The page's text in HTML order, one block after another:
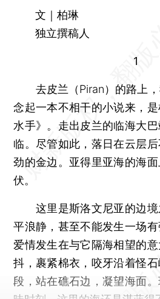
文｜柏琳
独立撰稿人
1
去皮兰（Piran）的路上，
念起一本不相干的小说来，
水手》。走出皮兰的临海大
临。尽管如此，落日在云层
劲的金边。亚得里亚海的海
伏。
这里是斯洛文尼亚的边境
平浪静，甚至不能发生一场
爱情发生在与它隔海相望的
抖，裹紧棉衣，咬牙沿着怪
段，站在礁石边，凝望海面